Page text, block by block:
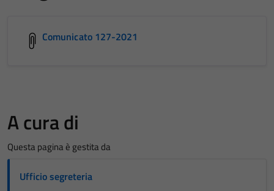
Comunicato 127-2021
A cura di
Questa pagina è gestita da
Ufficio segreteria